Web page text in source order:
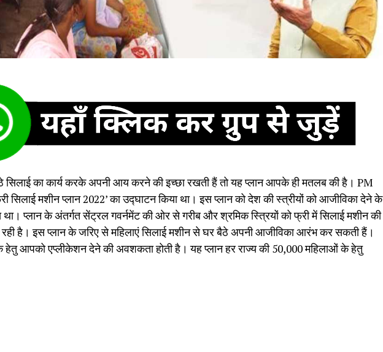
का कार्य करके अपनी आय करने की इच्छा रखती हैं तो यह प्लान आपके ही मतलब की है। PM
सिलाई मशीन प्लान 2022’ का उद्घाटन क‍िया था। इस प्लान को देश की स्त्रीयों को आजीविका देने के
प्लान के अंतर्गत सेंट्रल गवर्नमेंट की ओर से गरीब और श्रमिक स्त्रियों को फ्री में सिलाई मशीन की
रही है। इस प्लान के जरिए से मह‍िलाएं स‍िलाई मशीन से घर बैठे अपनी आजीविका आरंभ कर सकती हैं।
हेतु आपको एप्लीकेशन देने की अवशकता होती है। यह प्लान हर राज्‍य की 50,000 महिलाओं के हेतु